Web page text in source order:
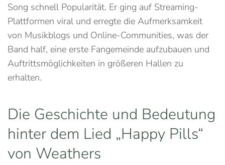
Song schnell Popularität. Er ging auf Streaming-
Plattformen viral und erregte die Aufmerksamkeit
von Musikblogs und Online-Communities, was der
Band half, eine erste Fangemeinde aufzubauen und
Auftrittsmöglichkeiten in größeren Hallen zu
erhalten.
Die Geschichte und Bedeutung
hinter dem Lied „Happy Pills“
von Weathers